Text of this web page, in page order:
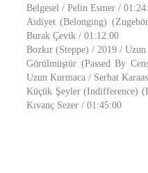
Belgesel / Pelin Esmer /
Aidiyet (Belonging)
Burak Çevik / 01:12:00
Bozkır (Steppe) / 2019 /
Görülmüştür (Passed By
Uzun Kurmaca / Serhat
Küçük Şeyler (Indifference)
Kıvanç Sezer / 01:45:00